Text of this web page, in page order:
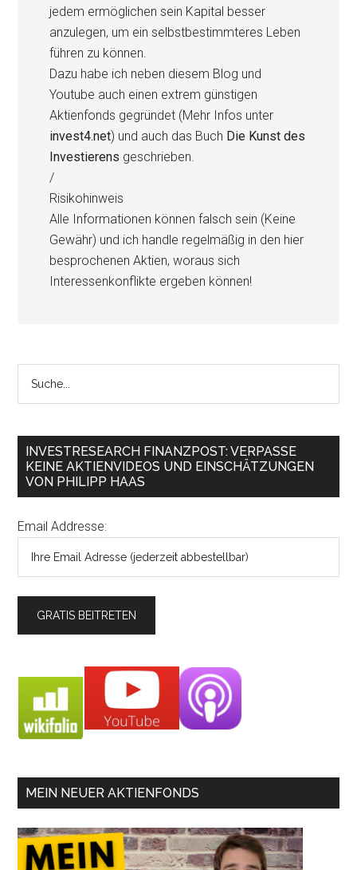
jedem ermöglichen sein Kapital besser
anzulegen, um ein selbstbestimmteres Leben
führen zu können.
Dazu habe ich neben diesem Blog und
Youtube auch einen extrem günstigen
Aktienfonds gegründet (Mehr Infos unter
invest4.net) und auch das Buch Die Kunst des
Investierens geschrieben.
/
Risikohinweis
Alle Informationen können falsch sein (Keine
Gewähr) und ich handle regelmäßig in den hier
besprochenen Aktien, woraus sich
Interessenkonflikte ergeben können!
INVESTRESEARCH FINANZPOST: VERPASSE
KEINE AKTIENVIDEOS UND EINSCHÄTZUNGEN
VON PHILIPP HAAS
Email Addresse:
MEIN NEUER AKTIENFONDS